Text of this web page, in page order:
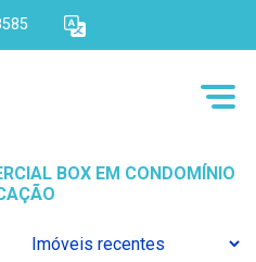
BOX EM CONDOMÍNIO